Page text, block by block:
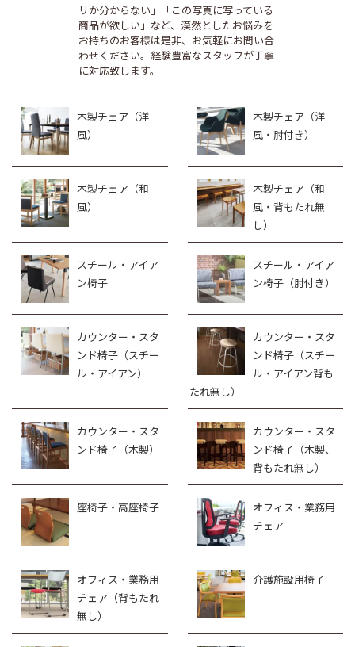
リか分からない」「この写真に写っている
商品が欲しい」など、漠然としたお悩みを
お持ちのお客様は是非、お気軽にお問い合
わせください。経験豊富なスタッフが丁寧
に対応致します。
木製チェア（洋
風）
木製チェア（洋
風・肘付き）
木製チェア（和
風）
木製チェア（和
風・背もたれ無
し）
スチール・アイア
ン椅子
スチール・アイア
ン椅子（肘付き）
カウンター・スタ
ンド椅子（スチー
ル・アイアン）
カウンター・スタ
ンド椅子（スチー
ル・アイアン背も
たれ無し）
カウンター・スタ
ンド椅子（木製）
カウンター・スタ
ンド椅子（木製、
背もたれ無し）
座椅子・高座椅子
オフィス・業務用
チェア
オフィス・業務用
チェア（背もたれ
無し）
介護施設用椅子